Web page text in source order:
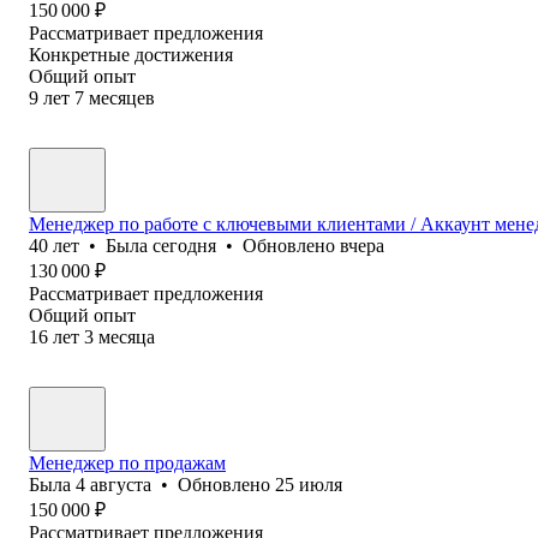
150 000 ₽
Рассматривает предложения
Конкретные достижения
Общий опыт
9 лет 7 месяцев
Менеджер по работе с ключевыми клиентами / Аккаунт
40 лет • Была сегодня • Обновлено вчера
130 000 ₽
Рассматривает предложения
Общий опыт
16 лет 3 месяца
Менеджер по продажам
Была 4 августа • Обновлено 25 июля
150 000 ₽
Рассматривает предложения